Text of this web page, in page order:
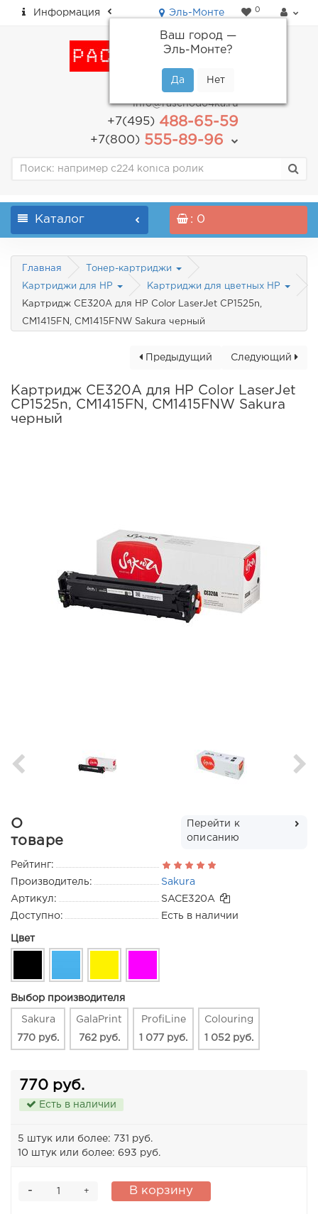
Информация Эль-Монте
Ваш город —
Эль-Монте?
0
пн-пт: с 9.00 до 18.00
info@raschodo4ka.ru
+7(495)488-65-59
+7(800)555-89-96
Каталог : 0
Главная Тонер-картриджи
Картриджи для HP Картриджи для цветных HP
Картридж CE320A для HP Color LaserJet CP1525n,
CM1415FN, CM1415FNW Sakura черный
Следующий
Предыдущий
Картридж CE320A для HP Color LaserJet
CP1525n, CM1415FN, CM1415FNW Sakura
черный
О
товаре
Перейти к
описанию
Рейтинг:
Производитель:
Sakura
Артикул:
SACE320A
Доступно:
Есть в наличии
Цвет
Выбор производителя
Sakura
770 руб.
GalaPrint
762 руб.
ProfiLine
1 077 руб.
Colouring
1 052 руб.
770 руб.
Есть в наличии
5 штук или более: 731 руб.
10 штук или более: 693 руб.
+
- В корзину